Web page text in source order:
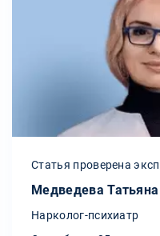
Статья проверена
Медведева
Нарколог-психиатр